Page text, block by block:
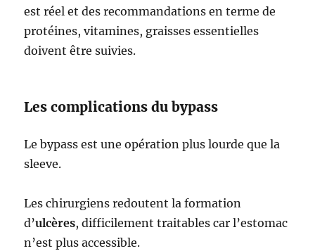
est réel et des recommandations en terme de
protéines, vitamines, graisses essentielles
doivent être suivies.
Les complications du bypass
Le bypass est une opération plus lourde que la
sleeve.
Les chirurgiens redoutent la formation
d’ulcères, difficilement traitables car l’estomac
n’est plus accessible.